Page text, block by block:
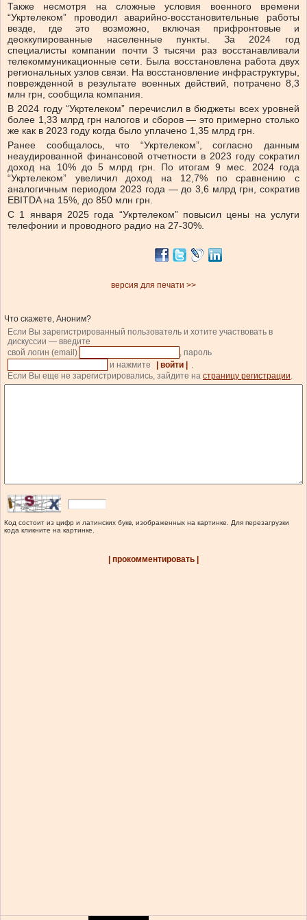
Также несмотря на сложные условия военного времени
“Укртелеком” проводил аварийно-восстановительные работы
везде, где это возможно, включая прифронтовые и
деоккупированные населенные пункты. За 2024 год
специалисты компании почти 3 тысячи раз восстанавливали
телекоммуникационные сети. Была восстановлена работа двух
региональных узлов связи. На восстановление инфраструктуры,
поврежденной в результате военных действий, потрачено 8,3
млн грн, сообщила компания.
В 2024 году “Укртелеком” перечислил в бюджеты всех уровней
более 1,33 млрд грн налогов и сборов — это примерно столько
же как в 2023 году когда было уплачено 1,35 млрд грн.
Ранее сообщалось, что “Укртелеком”, согласно данным
неаудированной финансовой отчетности в 2023 году сократил
доход на 10% до 5 млрд грн. По итогам 9 мес. 2024 года
“Укртелеком” увеличил доход на 12,7% по сравнению с
аналогичным периодом 2023 года — до 3,6 млрд грн, сократив
EBITDA на 15%, до 850 млн грн.
С 1 января 2025 года “Укртелеком” повысил цены на услуги
телефонии и проводного радио на 27-30%.
версия для печати >>
Что скажете, Аноним?
Если Вы зарегистрированный пользователь и хотите участвовать в
дискуссии — введите
свой логин (email)
, пароль
и нажмите
| войти |
.
Если Вы еще не зарегистрировались, зайдите на страницу регистрации.
Код состоит из цифр и латинских букв, изображенных на картинке. Для перезагрузки
кода кликните на картинке.
| прокомментировать |